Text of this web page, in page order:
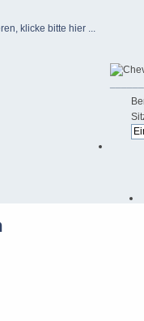
klicke bitte hier ...